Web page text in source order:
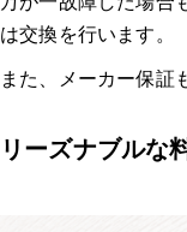
は交換を行います。
また、メーカー保証
リーズナブルな